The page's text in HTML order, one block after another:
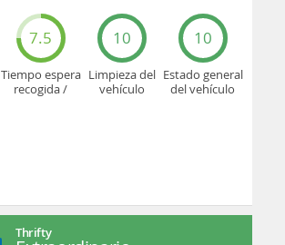
7.5
Tiempo espera
recogida /
10
Limpieza del
vehículo
10
Estado general
del vehículo
Thrifty